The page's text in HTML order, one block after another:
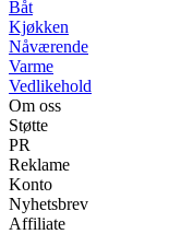
Båt
Kjøkken
Nåværende
Varme
Vedlikehold
Om oss
Støtte
PR
Reklame
Konto
Nyhetsbrev
Affiliate